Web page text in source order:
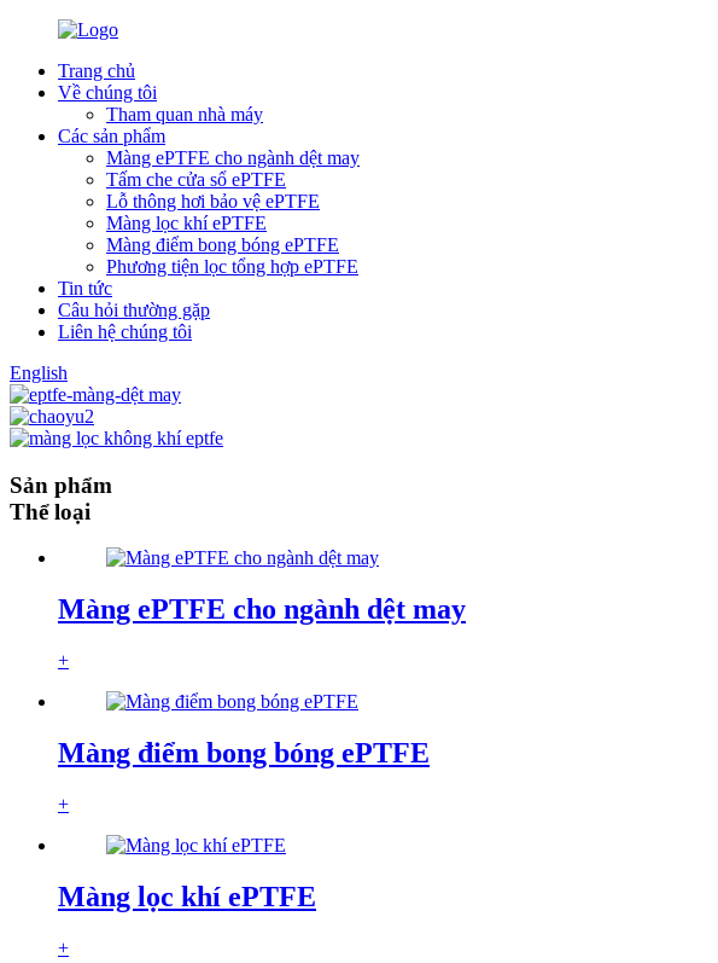
Trang chủ
Về chúng tôi
Tham quan nhà máy
Các sản phẩm
Màng ePTFE cho ngành dệt may
Tấm che cửa sổ ePTFE
Lỗ thông hơi bảo vệ ePTFE
Màng lọc khí ePTFE
Màng điểm bong bóng ePTFE
Phương tiện lọc tổng hợp ePTFE
Tin tức
Câu hỏi thường gặp
Liên hệ chúng tôi
English
Sản phẩm
Thể loại
Màng ePTFE cho ngành dệt may
+
Màng điểm bong bóng ePTFE
+
Màng lọc khí ePTFE
+